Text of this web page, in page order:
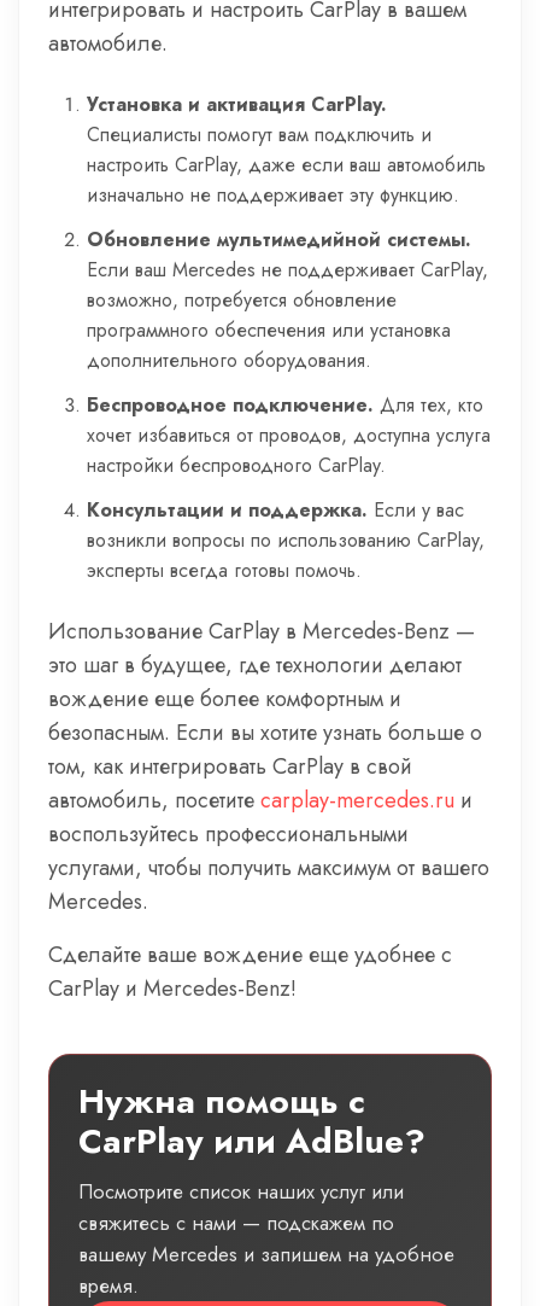
интегрировать и настроить CarPlay в вашем
автомобиле.
Установка и активация CarPlay.
Специалисты помогут вам подключить и
настроить CarPlay, даже если ваш автомобиль
изначально не поддерживает эту функцию.
Обновление мультимедийной системы.
Если ваш Mercedes не поддерживает CarPlay,
возможно, потребуется обновление
программного обеспечения или установка
дополнительного оборудования.
Беспроводное подключение. Для тех, кто
хочет избавиться от проводов, доступна услуга
настройки беспроводного CarPlay.
Консультации и поддержка. Если у вас
возникли вопросы по использованию CarPlay,
эксперты всегда готовы помочь.
Использование CarPlay в Mercedes-Benz —
это шаг в будущее, где технологии делают
вождение еще более комфортным и
безопасным. Если вы хотите узнать больше о
том, как интегрировать CarPlay в свой
автомобиль, посетитеcarplay-mercedes.ru и
воспользуйтесь профессиональными
услугами, чтобы получить максимум от вашего
Mercedes.
Сделайте ваше вождение еще удобнее с
CarPlay и Mercedes-Benz!
Нужна помощь с
CarPlay или AdBlue?
Посмотрите список наших услуг или
свяжитесь с нами — подскажем по
вашему Mercedes и запишем на удобное
время.